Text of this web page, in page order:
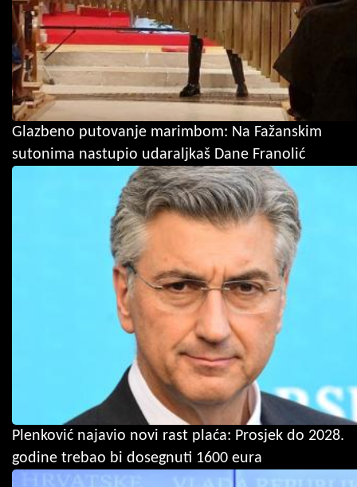
Glazbeno putovanje marimbom: Na Fažanskim
sutonima nastupio udaraljkaš Dane Franolić
Plenković najavio novi rast plaća: Prosjek do 2028.
godine trebao bi dosegnuti 1600 eura